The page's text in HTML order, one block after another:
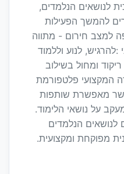
לנושאים הנלמדים,
להמשך הפעילות
למצב חירום - מתווה
:להרגיש, לנוע וללמוד
ומחול בשילוב
המקצועי פלטפורמת
אשר מאפשרת שותפות
על נושאי הלימוד.
הנלמדים
מפוקחת ומקצועית.